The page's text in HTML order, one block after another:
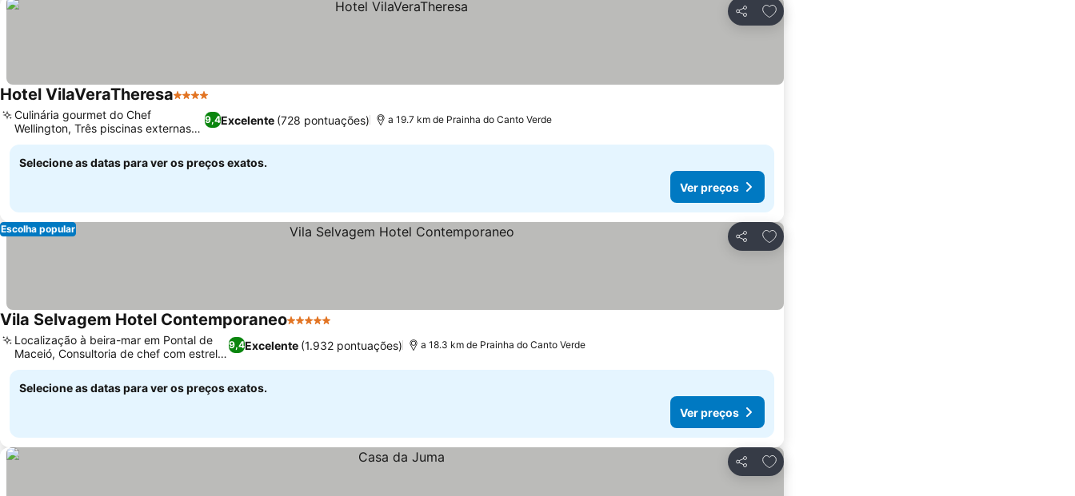
Partilhar
Adicionar aos favoritos
Hotel VilaVeraTheresa4 Estrelas
9,4Excelente (728 pontuações)
Culinária gourmet do Chef
Wellington, Três piscinas externas
diferentes
a 19.7 km de Prainha do Canto Verde
Selecione as datas para ver os preços exatos.
Ver preços
Partilhar
Adicionar aos favoritos
Escolha popular
Vila Selvagem Hotel Contemporaneo5 Estrelas
9,4Excelente (1.932 pontuações)
Localização à beira-mar em Pontal de
Maceió, Consultoria de chef com estrela
Michelin
a 18.3 km de Prainha do Canto Verde
Selecione as datas para ver os preços exatos.
Ver preços
Partilhar
Adicionar aos favoritos